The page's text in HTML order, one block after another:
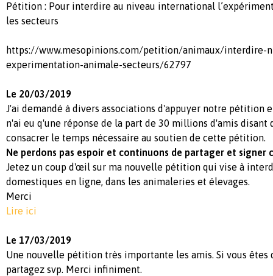
Pétition : Pour interdire au niveau international
les secteurs
https://www.mesopinions.com/petition/animaux/interdire-
experimentation-animale-secteurs/62797
Le 20/03/2019
J'ai demandé à divers associations d'appuyer notre pétition
n'ai eu q'une réponse de la part de 30 millions d'amis disant
consacrer le temps nécessaire au soutien de cette pétition.
Ne perdons pas espoir et continuons de partager et
Jetez un coup d'œil sur ma nouvelle pétition qui vise à
domestiques en ligne, dans les animaleries et élevages.
Merci
Lire ici
Le 17/03/2019
Une nouvelle pétition très importante les amis. Si vous êtes
partagez svp. Merci infiniment.